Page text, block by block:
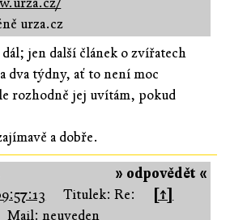
urza.cz
jen další článek o zvířatech
dva týdny, ať to není moc
rozhodně jej uvítám, pokud
a dobře.
» odpovědět «
Titulek: Re:
[↑]
Mail: neuveden